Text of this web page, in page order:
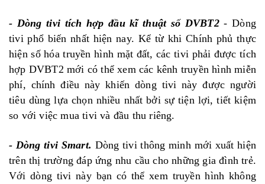
- Dòng tivi tích hợp đầu kĩ thuật số DVBT2- Dòng
tivi phổ biến nhất hiện nay. Kể từ khi Chính phủ thực
hiện số hóa truyền hình mặt đất, các tivi phải được tích
hợp DVBT2 mới có thể xem các kênh truyền hình miễn
phí, chính điều này khiến dòng tivi này được người
tiêu dùng lựa chọn nhiều nhất bởi sự tiện lợi, tiết kiệm
so với việc mua tivi và đầu thu riêng.
- Dòng tivi Smart. Dòng tivi thông minh mới xuất hiện
trên thị trường đáp ứng nhu cầu cho những gia đình trẻ.
Với dòng tivi này bạn có thể xem truyền hình không